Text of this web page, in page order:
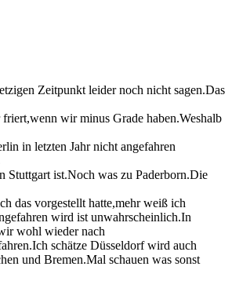
Zeitpunkt leider noch nicht sagen.Das
friert,wenn wir minus Grade haben.Weshalb
in letzten Jahr nicht angefahren
Stuttgart ist.Noch was zu Paderborn.Die
das vorgestellt hatte,mehr weiß ich
wird ist unwahrscheinlich.In
wohl wieder nach
schätze Düsseldorf wird auch
und Bremen.Mal schauen was sonst